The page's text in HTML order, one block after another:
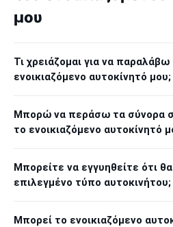
μου
Τι χρειάζομαι για να παραλάβω
ενοικιαζόμενο αυτοκίνητό μου;
Μπορώ να περάσω τα σύνορα
το ενοικιαζόμενο αυτοκίνητό
Μπορείτε να εγγυηθείτε ότι
επιλεγμένο τύπο αυτοκινήτου;
Μπορεί το ενοικιαζόμενο